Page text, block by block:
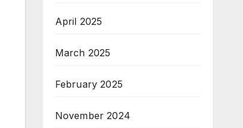
April 2025
March 2025
February 2025
November 2024